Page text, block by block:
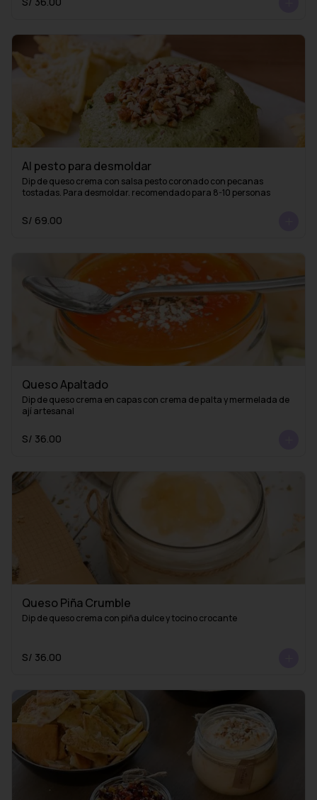
Al pesto para desmoldar
Dip de queso crema con salsa pesto coronado con pecanas
tostadas. Para desmoldar. recomendado para 8-10 personas
S/ 69.00
Queso Apaltado
Dip de queso crema en capas con crema de palta y mermelada de
ají artesanal
S/ 36.00
Queso Piña Crumble
Dip de queso crema con piña dulce y tocino crocante
S/ 36.00